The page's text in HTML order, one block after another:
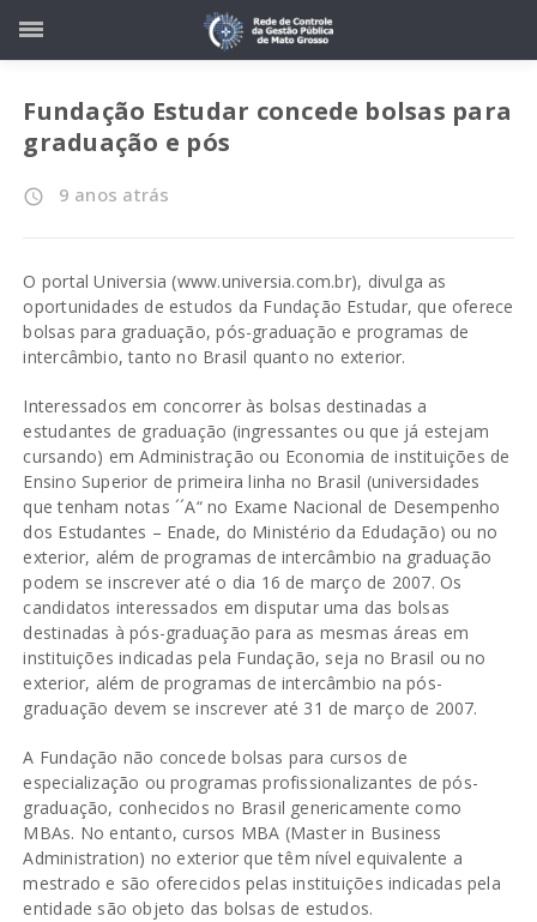
Fundação Estudar concede bolsas para
graduação e pós
access_time 9 anos atrás
O portal Universia (www.universia.com.br), divulga as
oportunidades de estudos da Fundação Estudar, que oferece
bolsas para graduação, pós-graduação e programas de
intercâmbio, tanto no Brasil quanto no exterior.
Interessados em concorrer às bolsas destinadas a
estudantes de graduação (ingressantes ou que já estejam
cursando) em Administração ou Economia de instituições de
Ensino Superior de primeira linha no Brasil (universidades
que tenham notas ´´A“ no Exame Nacional de Desempenho
dos Estudantes – Enade, do Ministério da Edudação) ou no
exterior, além de programas de intercâmbio na graduação
podem se inscrever até o dia 16 de março de 2007. Os
candidatos interessados em disputar uma das bolsas
destinadas à pós-graduação para as mesmas áreas em
instituições indicadas pela Fundação, seja no Brasil ou no
exterior, além de programas de intercâmbio na pós-
graduação devem se inscrever até 31 de março de 2007.
A Fundação não concede bolsas para cursos de
especialização ou programas profissionalizantes de pós-
graduação, conhecidos no Brasil genericamente como
MBAs. No entanto, cursos MBA (Master in Business
Administration) no exterior que têm nível equivalente a
mestrado e são oferecidos pelas instituições indicadas pela
entidade são objeto das bolsas de estudos.